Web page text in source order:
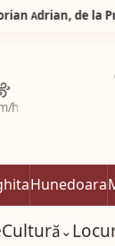
h
Hunedoara
Cultură⌄